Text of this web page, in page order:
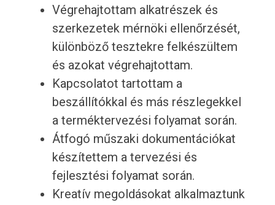
Végrehajtottam alkatrészek és
szerkezetek mérnöki ellenőrzését,
különböző tesztekre felkészültem
és azokat végrehajtottam.
Kapcsolatot tartottam a
beszállítókkal és más részlegekkel
a terméktervezési folyamat során.
Átfogó műszaki dokumentációkat
készítettem a tervezési és
fejlesztési folyamat során.
Kreatív megoldásokat alkalmaztunk